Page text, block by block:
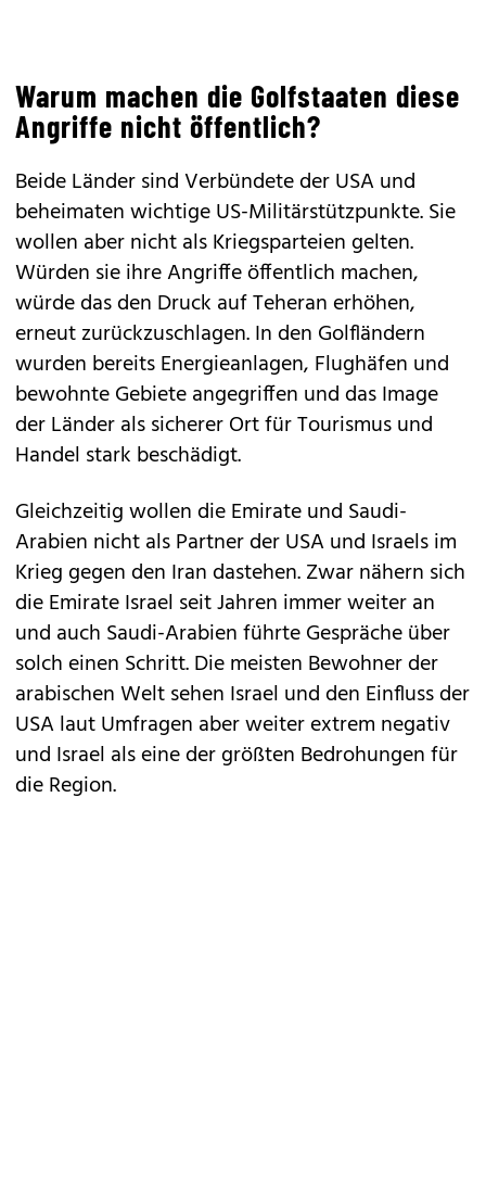
Warum machen die Golfstaaten diese
Angriffe nicht öffentlich?
Beide Länder sind Verbündete der USA und
beheimaten wichtige US-Militärstützpunkte. Sie
wollen aber nicht als Kriegsparteien gelten.
Würden sie ihre Angriffe öffentlich machen,
würde das den Druck auf Teheran erhöhen,
erneut zurückzuschlagen. In den Golfländern
wurden bereits Energieanlagen, Flughäfen und
bewohnte Gebiete angegriffen und das Image
der Länder als sicherer Ort für Tourismus und
Handel stark beschädigt.
Gleichzeitig wollen die Emirate und Saudi-
Arabien nicht als Partner der USA und Israels im
Krieg gegen den Iran dastehen. Zwar nähern sich
die Emirate Israel seit Jahren immer weiter an
und auch Saudi-Arabien führte Gespräche über
solch einen Schritt. Die meisten Bewohner der
arabischen Welt sehen Israel und den Einfluss der
USA laut Umfragen aber weiter extrem negativ
und Israel als eine der größten Bedrohungen für
die Region.